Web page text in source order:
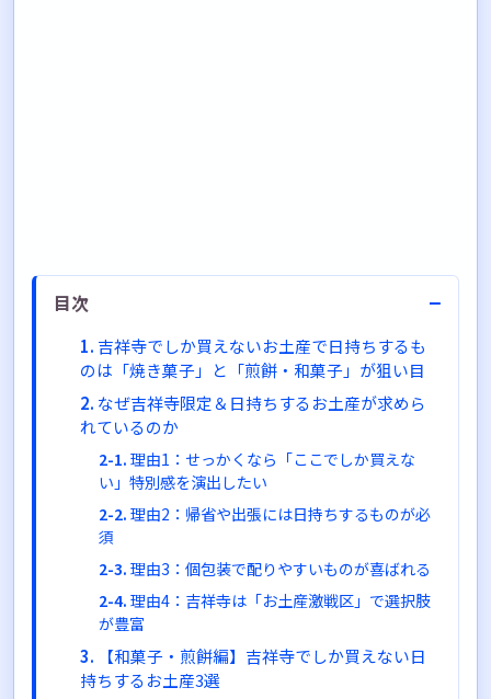
目次 −
吉祥寺でしか買えないお土産で日持ちするも
のは「焼き菓子」と「煎餅・和菓子」が狙い目
なぜ吉祥寺限定＆日持ちするお土産が求めら
れているのか
理由1：せっかくなら「ここでしか買えな
い」特別感を演出したい
理由2：帰省や出張には日持ちするものが必
須
理由3：個包装で配りやすいものが喜ばれる
理由4：吉祥寺は「お土産激戦区」で選択肢
が豊富
【和菓子・煎餅編】吉祥寺でしか買えない日
持ちするお土産3選